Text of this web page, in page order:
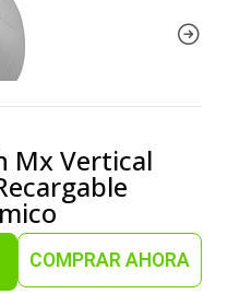
Mx Vertical
COMPRAR AHORA